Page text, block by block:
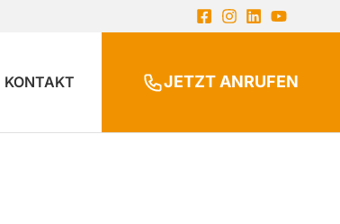
KONTAKT JETZT ANRUFEN